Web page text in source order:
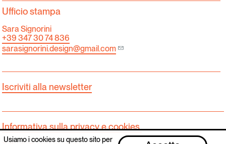
Ufficio stampa
Sara Signorini
+39 347 30 74 836
sarasignorini.design@gmail.com
Iscriviti alla newsletter
Informativa sulla privacy e cookies.
Usiamo i cookies su questo sito per